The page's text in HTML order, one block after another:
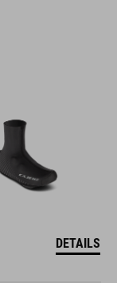
DETAILS